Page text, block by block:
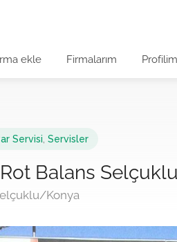
ekle Firmalarım Profilim
Servisi Servisler
Balans
Konya